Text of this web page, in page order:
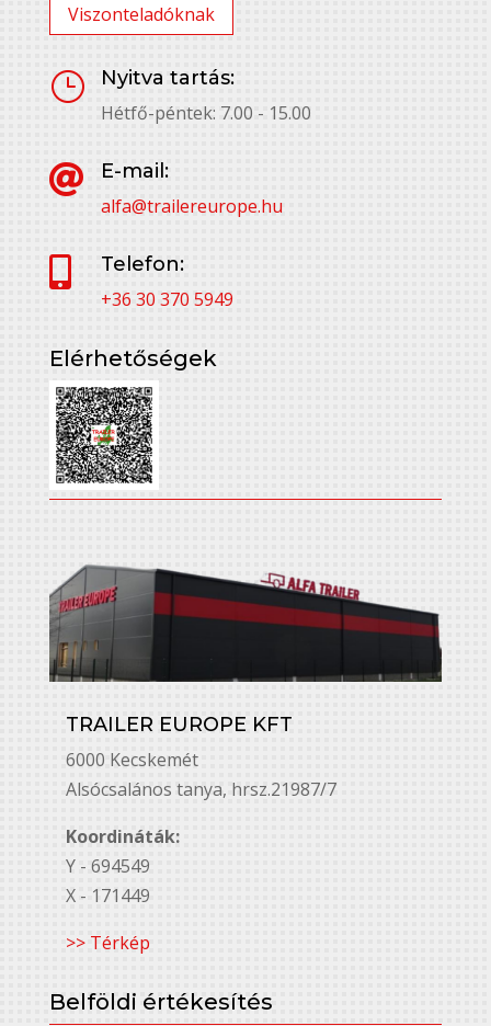
Viszonteladóknak
}
Nyitva tartás:
Hétfő-péntek: 7.00 - 15.00

E-mail:
alfa@trailereurope.hu

Telefon:
+36 30 370 5949
Elérhetőségek
TRAILER EUROPE KFT
6000 Kecskemét
Alsó￳csalános tanya, hrsz.21987/7
Koordináták:
Y - 694549
X - 171449
>> Térkép
Belföldi értékesítés